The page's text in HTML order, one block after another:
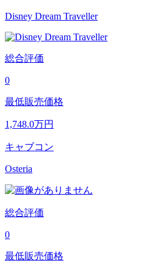
Disney Dream Traveller
総合評価
0
最低販売価格
1,748.0万円
キャブコン
Osteria
総合評価
0
最低販売価格